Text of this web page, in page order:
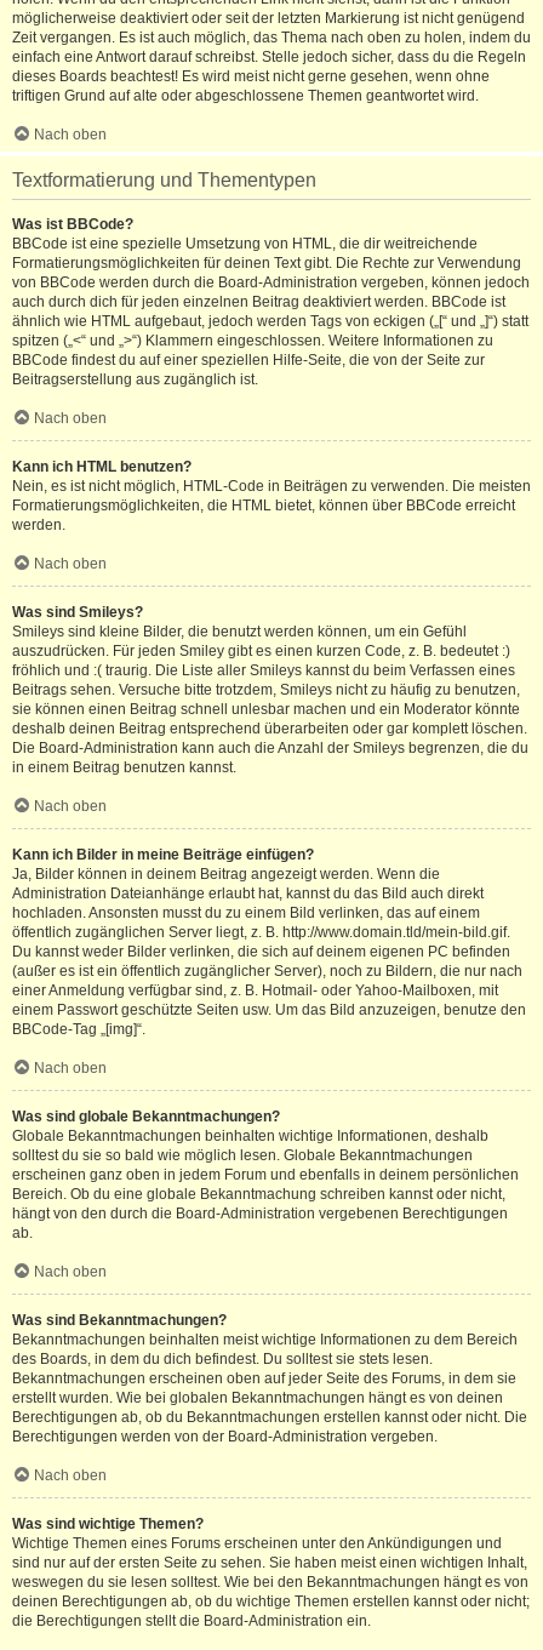
möglicherweise deaktiviert oder seit der letzten Markierung ist nicht genügend
Zeit vergangen. Es ist auch möglich, das Thema nach oben zu holen, indem du
einfach eine Antwort darauf schreibst. Stelle jedoch sicher, dass du die Regeln
dieses Boards beachtest! Es wird meist nicht gerne gesehen, wenn ohne
triftigen Grund auf alte oder abgeschlossene Themen geantwortet wird.
Nach oben
Textformatierung und Thementypen
Was ist BBCode?
BBCode ist eine spezielle Umsetzung von HTML, die dir weitreichende
Formatierungsmöglichkeiten für deinen Text gibt. Die Rechte zur Verwendung
von BBCode werden durch die Board-Administration vergeben, können jedoch
auch durch dich für jeden einzelnen Beitrag deaktiviert werden. BBCode ist
ähnlich wie HTML aufgebaut, jedoch werden Tags von eckigen („[“ und „]“) statt
spitzen („<“ und „>“) Klammern eingeschlossen. Weitere Informationen zu
BBCode findest du auf einer speziellen Hilfe-Seite, die von der Seite zur
Beitragserstellung aus zugänglich ist.
Nach oben
Kann ich HTML benutzen?
Nein, es ist nicht möglich, HTML-Code in Beiträgen zu verwenden. Die meisten
Formatierungsmöglichkeiten, die HTML bietet, können über BBCode erreicht
werden.
Nach oben
Was sind Smileys?
Smileys sind kleine Bilder, die benutzt werden können, um ein Gefühl
auszudrücken. Für jeden Smiley gibt es einen kurzen Code, z. B. bedeutet :)
fröhlich und :( traurig. Die Liste aller Smileys kannst du beim Verfassen eines
Beitrags sehen. Versuche bitte trotzdem, Smileys nicht zu häufig zu benutzen,
sie können einen Beitrag schnell unlesbar machen und ein Moderator könnte
deshalb deinen Beitrag entsprechend überarbeiten oder gar komplett löschen.
Die Board-Administration kann auch die Anzahl der Smileys begrenzen, die du
in einem Beitrag benutzen kannst.
Nach oben
Kann ich Bilder in meine Beiträge einfügen?
Ja, Bilder können in deinem Beitrag angezeigt werden. Wenn die
Administration Dateianhänge erlaubt hat, kannst du das Bild auch direkt
hochladen. Ansonsten musst du zu einem Bild verlinken, das auf einem
öffentlich zugänglichen Server liegt, z. B. http://www.domain.tld/mein-bild.gif.
Du kannst weder Bilder verlinken, die sich auf deinem eigenen PC befinden
(außer es ist ein öffentlich zugänglicher Server), noch zu Bildern, die nur nach
einer Anmeldung verfügbar sind, z. B. Hotmail- oder Yahoo-Mailboxen, mit
einem Passwort geschützte Seiten usw. Um das Bild anzuzeigen, benutze den
BBCode-Tag „[img]“.
Nach oben
Was sind globale Bekanntmachungen?
Globale Bekanntmachungen beinhalten wichtige Informationen, deshalb
solltest du sie so bald wie möglich lesen. Globale Bekanntmachungen
erscheinen ganz oben in jedem Forum und ebenfalls in deinem persönlichen
Bereich. Ob du eine globale Bekanntmachung schreiben kannst oder nicht,
hängt von den durch die Board-Administration vergebenen Berechtigungen
ab.
Nach oben
Was sind Bekanntmachungen?
Bekanntmachungen beinhalten meist wichtige Informationen zu dem Bereich
des Boards, in dem du dich befindest. Du solltest sie stets lesen.
Bekanntmachungen erscheinen oben auf jeder Seite des Forums, in dem sie
erstellt wurden. Wie bei globalen Bekanntmachungen hängt es von deinen
Berechtigungen ab, ob du Bekanntmachungen erstellen kannst oder nicht. Die
Berechtigungen werden von der Board-Administration vergeben.
Nach oben
Was sind wichtige Themen?
Wichtige Themen eines Forums erscheinen unter den Ankündigungen und
sind nur auf der ersten Seite zu sehen. Sie haben meist einen wichtigen Inhalt,
weswegen du sie lesen solltest. Wie bei den Bekanntmachungen hängt es von
deinen Berechtigungen ab, ob du wichtige Themen erstellen kannst oder nicht;
die Berechtigungen stellt die Board-Administration ein.